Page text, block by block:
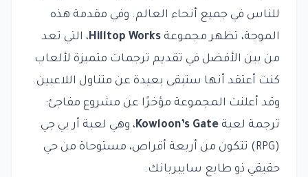
للناس في جميع أنحاء العالم. وفي مقدمة هذه
الموجة، تظهر مجموعة Hilltop Works، التي تعد
من بين الأفضل في تقديم ترجمات متميزة لألعاب
كنت أعتقد أنها ستبقى بعيدة عن متناول اللاعبين.
وقد أعلنت المجموعة مؤخرًا عن مشروع مفاجئ:
ترجمة لعبة Kowloon’s Gate، وهي لعبة أر بي جي
(RPG) تتكون من أربعة أقراص، مستوحاة من حي
حقيقي ذو طابع سايبربانك.